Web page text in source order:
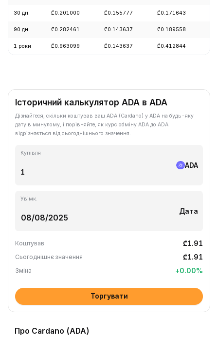
30 дн. ₾0.201000 ₾0.155777 ₾0.171643
90 дн. ₾0.282461 ₾0.143637 ₾0.189558
1 роки ₾0.963099 ₾0.143637 ₾0.412844
Історичний калькулятор ADA в ADA
Дізнайтеся, скільки коштував ваш ADA (Cardano) у ADA на будь-яку
дату в минулому, і порівняйте, як курс обміну ADA до ADA
відрізняється від сьогоднішнього значення.
Купівля
ADA
Увімк.
Дата
Коштував ₾1.91
Сьогоднішнє значення ₾1.91
Зміна +0.00%
Торгувати
Про Cardano (ADA)